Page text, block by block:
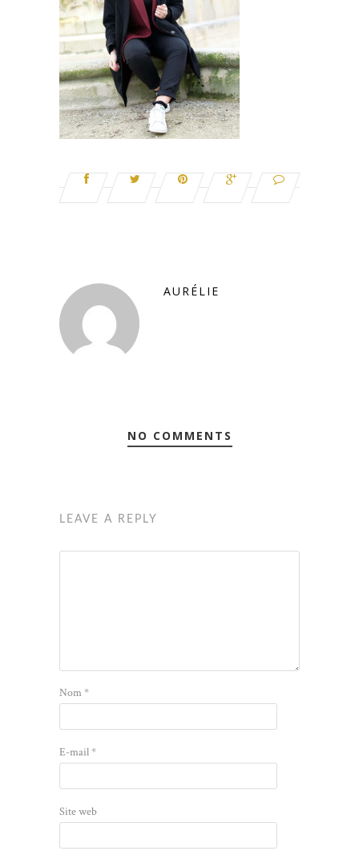
AURÉLIE
NO COMMENTS
LEAVE A REPLY
Nom*
E-mail*
Site web